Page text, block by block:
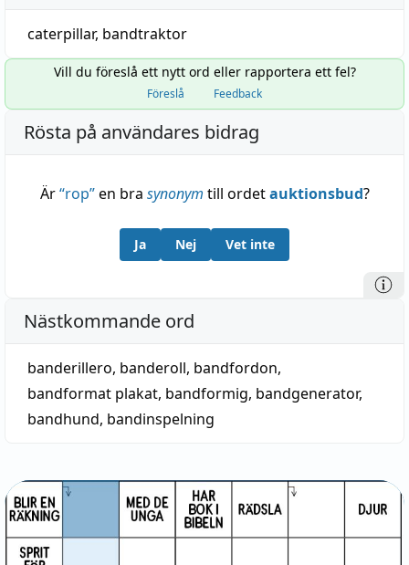
caterpillar, bandtraktor
Vill du föreslå ett nytt ord eller rapportera ett fel?
Föreslå Feedback
Rösta på användares bidrag
Är“rop”en bra synonym till ordetauktionsbud?
Ja Nej Vet inte
Nästkommande ord
banderillero, banderoll, bandfordon,
bandformat plakat, bandformig, bandgenerator,
bandhund, bandinspelning